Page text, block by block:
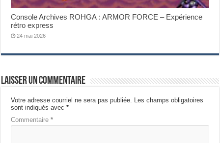
Console Archives ROHGA : ARMOR FORCE – Expérience
rétro express
24 mai 2026
Laisser un commentaire
Votre adresse courriel ne sera pas publiée.
Les champs obligatoires
sont indiqués avec*
Commentaire*